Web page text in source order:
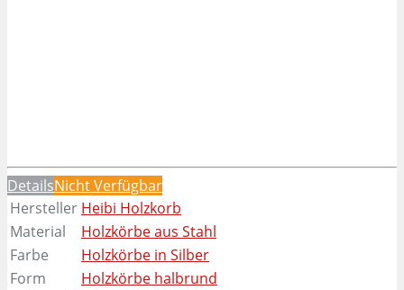
DetailsNicht Verfügbar
Hersteller Heibi Holzkorb
Material
Holzkörbe aus Stahl
Farbe
Holzkörbe in Silber
Form
Holzkörbe halbrund